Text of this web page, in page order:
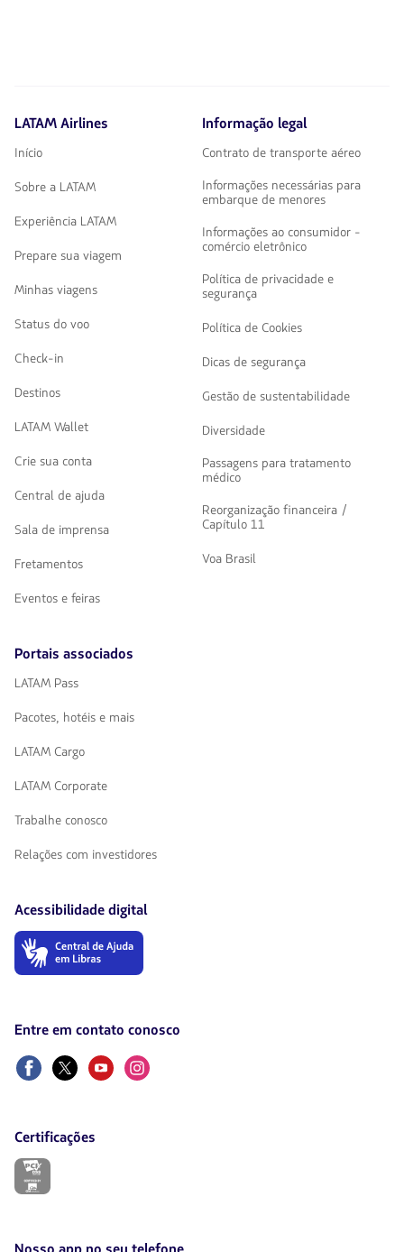
LATAM Airlines
Início
Sobre a LATAM
Experiência LATAM
Prepare sua viagem
Minhas viagens
Status do voo
Check-in
Destinos
LATAM Wallet
Crie sua conta
Central de ajuda
Sala de imprensa
Fretamentos
Eventos e feiras
Informação legal
Contrato de transporte aéreo
Informações necessárias para
embarque de menores
Informações ao consumidor -
comércio eletrônico
Política de privacidade e
segurança
Política de Cookies
Dicas de segurança
Gestão de sustentabilidade
Diversidade
Passagens para tratamento
médico
Reorganização financeira /
Capítulo 11
Voa Brasil
Portais associados
LATAM Pass
Pacotes, hotéis e mais
LATAM Cargo
LATAM Corporate
Trabalhe conosco
Relações com investidores
Acessibilidade digital
O
será
nova
aba.
Entre em contato conosco
FacebookTwitterYoutubeInstagram
Certificações
O
uma